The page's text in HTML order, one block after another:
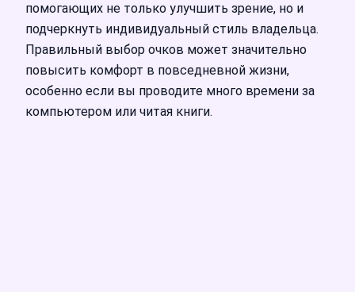
помогающих не только улучшить зрение, но и
подчеркнуть индивидуальный стиль владельца.
Правильный выбор очков может значительно
повысить комфорт в повседневной жизни,
особенно если вы проводите много времени за
компьютером или читая книги.